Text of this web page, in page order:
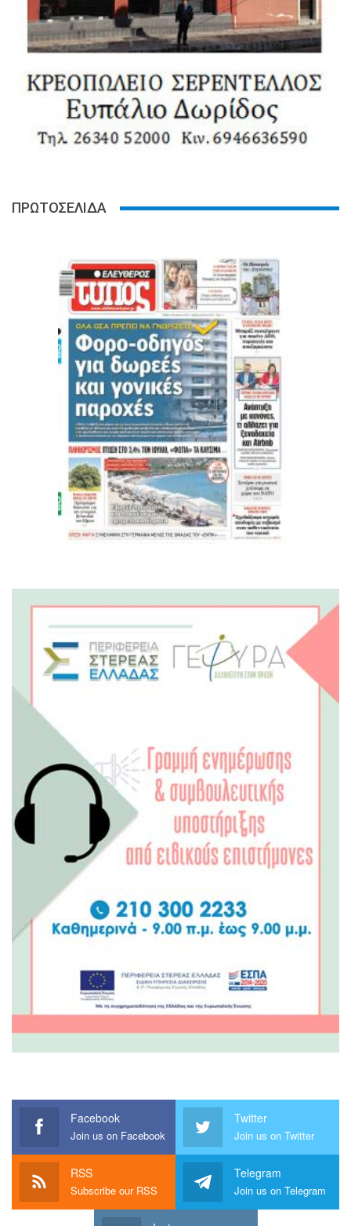
ΠΡΩΤΟΣΕΛΙΔΑ
Facebook
Join us on Facebook
Twitter
Join us on Twitter
RSS
Subscribe our RSS
Telegram
Join us on Telegram